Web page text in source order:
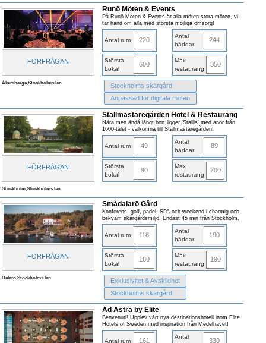
FÖRFRÅGAN
Runö Möten & Events
På Runö Möten & Events är alla möten stora möten, vi
tar hand om alla med största möjliga omsorg!
Antal rum 220
Antal
bäddar
244
Största
Lokal
600
Max
restaurang
350
Åkersberga,Stockholms län
Stockholms skärgård
Anpassad för digitala möten
FÖRFRÅGAN
Stallmästaregården Hotel & Restaurang
Nära men ändå långt bort ligger 'Stallis' med anor från
1600-talet - välkomna till Stallmästaregården!
Antal rum 49
Antal
bäddar
89
Största
Lokal
90
Max
restaurang
200
Stockholm,Stockholms län
FÖRFRÅGAN
Smådalarö Gård
Konferens, golf, padel, SPA och weekend i charmig och
bekväm skärgårdsmiljö. Endast 45 min från Stockholm.
Antal rum 118
Antal
bäddar
190
Största
Lokal
180
Max
restaurang
190
Dalarö,Stockholms län
Exklusivitet & Avskildhet
Stockholms skärgård
Ad Astra by Elite
Benvenuti! Upplev vårt nya destinationshotell inom Elite
Hotels of Sweden med inspiration från Medelhavet!
Antal rum 161
Antal
330